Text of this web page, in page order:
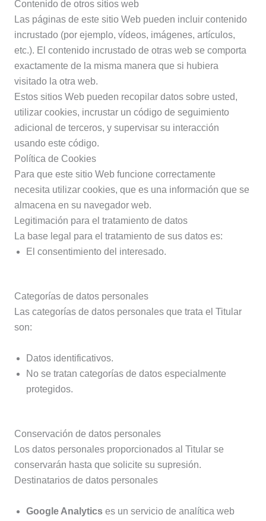
Contenido de otros sitios web
Las páginas de este sitio Web pueden incluir contenido
incrustado (por ejemplo, vídeos, imágenes, artículos,
etc.). El contenido incrustado de otras web se comporta
exactamente de la misma manera que si hubiera
visitado la otra web.
Estos sitios Web pueden recopilar datos sobre usted,
utilizar cookies, incrustar un código de seguimiento
adicional de terceros, y supervisar su interacción
usando este código.
Política de Cookies
Para que este sitio Web funcione correctamente
necesita utilizar cookies, que es una información que se
almacena en su navegador web.
Legitimación para el tratamiento de datos
La base legal para el tratamiento de sus datos es:
El consentimiento del interesado.
Categorías de datos personales
Las categorías de datos personales que trata el Titular
son:
Datos identificativos.
No se tratan categorías de datos especialmente
protegidos.
Conservación de datos personales
Los datos personales proporcionados al Titular se
conservarán hasta que solicite su supresión.
Destinatarios de datos personales
Google Analyticses un servicio de analítica web